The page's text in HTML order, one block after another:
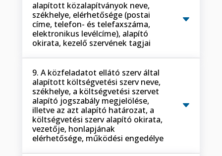
alapított közalapítványok neve,
székhelye, elérhetősége (postai
címe, telefon- és telefaxszáma,
elektronikus levélcíme), alapító
okirata, kezelő szervének tagjai
9. A közfeladatot ellátó szerv által
alapított költségvetési szerv neve,
székhelye, a költségvetési szervet
alapító jogszabály megjelölése,
illetve az azt alapító határozat, a
költségvetési szerv alapító okirata,
vezetője, honlapjának
elérhetősége, működési engedélye